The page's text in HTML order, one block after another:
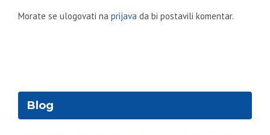
Morate se ulogovati na prijava da bi postavili komentar.
Blog